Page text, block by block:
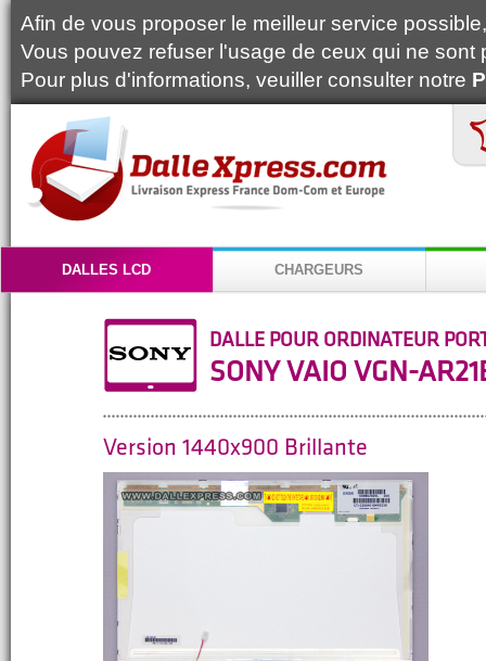
Afin de vous proposer le meilleur service
Vous pouvez refuser l'usage de ceux qui ne
Pour plus d'informations, veuiller consulter notre
DALLES LCD CHARGEURS
DALLE POUR ORDINATEUR
SONY VAIO VGN-
Version 1440x900 Brillante